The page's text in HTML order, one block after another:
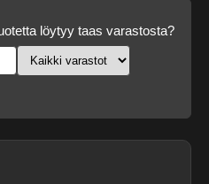
löytyy taas varastosta?